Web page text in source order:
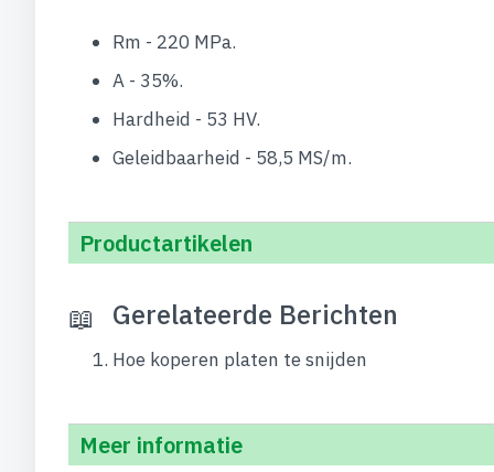
Rm - 220 MPa.
A - 35%.
Hardheid - 53 HV.
Geleidbaarheid - 58,5 MS/m.
Productartikelen
Gerelateerde Berichten
Hoe koperen platen te snijden
Meer informatie